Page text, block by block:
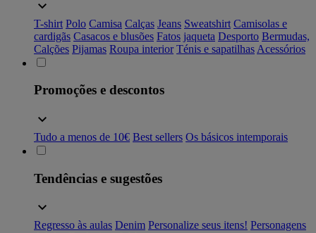
T-shirt Polo Camisa Calças Jeans Sweatshirt Camisolas e
cardigãs Casacos e blusões Fatos jaqueta Desporto Bermudas,
Calções Pijamas Roupa interior Ténis e sapatilhas Acessórios
Promoções e descontos
Tudo a menos de 10€ Best sellers Os básicos intemporais
Tendências e sugestões
Regresso às aulas Denim Personalize seus itens! Personagens